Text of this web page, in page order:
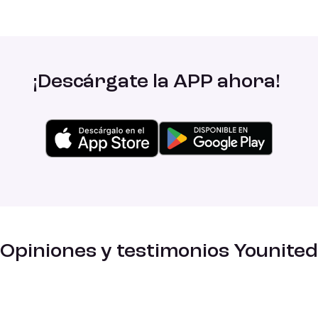
¡Descárgate la APP ahora!
Opiniones y testimonios Younited